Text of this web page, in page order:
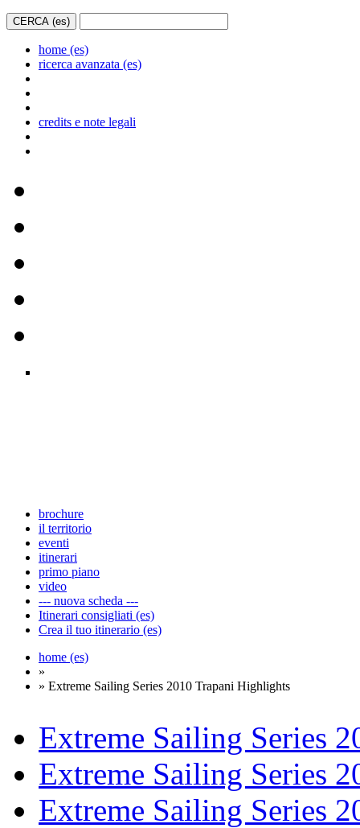
home (es)
ricerca avanzata (es)
credits e note legali
brochure
il territorio
eventi
itinerari
primo piano
video
--- nuova scheda ---
Itinerari consigliati (es)
Crea il tuo itinerario (es)
home (es)
»
» Extreme Sailing Series 2010 Trapani Highlights
Extreme Sailing Series
Extreme Sailing Series
Extreme Sailing Series